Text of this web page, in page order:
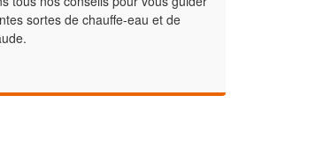
sortes de chauffe-eau et de